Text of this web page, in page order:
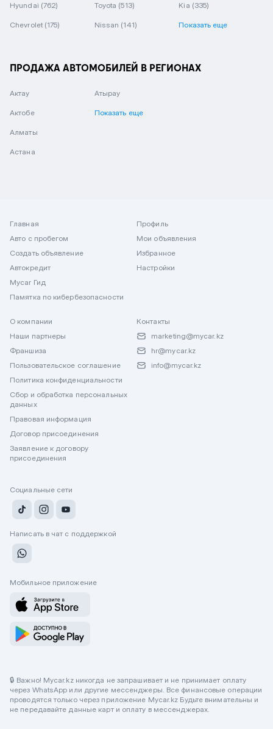
Hyundai (762) Toyota (513) Kia (335)
Chevrolet (175) Nissan (141) Показать еще
ПРОДАЖА АВТОМОБИЛЕЙ В РЕГИОНАХ
Актау
Актобе
Алматы
Астана
Атырау
Показать еще
Главная
Авто с пробегом
Создать объявление
Автокредит
Mycar Гид
Памятка по кибербезопасности
Профиль
Мои объявления
Избранное
Настройки
О компании
Наши партнеры
Франшиза
Пользовательское соглашение
Политика конфиденциальности
Сбор и обработка персональных
данных
Правовая информация
Договор присоединения
Заявление к договору
присоединения
Контакты
marketing@mycar.kz
hr@mycar.kz
info@mycar.kz
Социальные сети
Написать в чат с поддержкой
Мобильное приложение
🔒 Важно! Mycar.kz никогда не запрашивает и не принимает оплату
через WhatsApp или другие мессенджеры. Все финансовые операции
проводятся только через приложение Mycar.kz Будьте внимательны и
не передавайте данные карт и оплату в мессенджерах.